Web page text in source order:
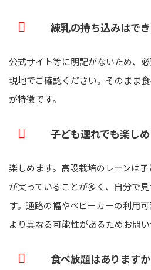
練乳の持ち込みはで
公式サイト等に明記がないため、
現地でご確認ください。そのまま
が特徴です。
子ども連れでも楽し
楽しめます。高設栽培のレーンは
が実っていることが多く、自分で
す。通路の幅やベビーカーの利用
より異なる可能性があるためお問い
食べ放題はありますか